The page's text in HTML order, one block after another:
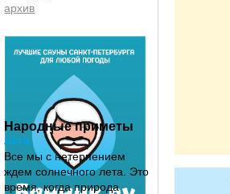
архив
Народные приметы
лета
Все мы с нетерпением
ждем солнечного лета. Это
время, когда природа